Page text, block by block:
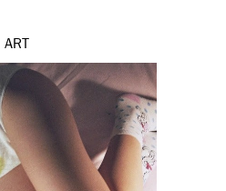
ART